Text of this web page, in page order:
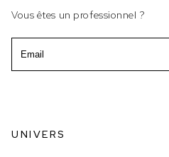
Vous êtes un professionnel ?
UNIVERS